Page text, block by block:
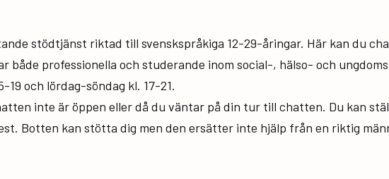
stödtjänst riktad till svenskspråkiga 12-29-åringar. Här kan du
både professionella och studerande inom social-, hälso- och
och lördag-söndag kl. 17-21.
inte är öppen eller då du väntar på din tur till chatten. Du kan
Botten kan stötta dig men den ersätter inte hjälp från en riktig